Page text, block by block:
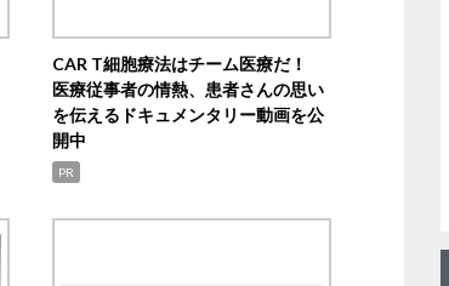
CAR T細胞療法はチーム医療だ！
医療従事者の情熱、患者さんの思い
を伝えるドキュメンタリー動画を公
開中
PR